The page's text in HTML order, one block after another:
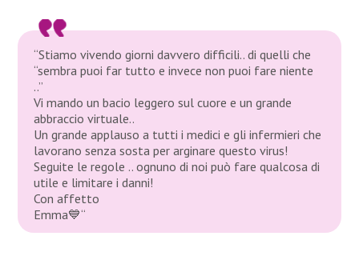
“Stiamo vivendo giorni davvero difficili.. di quelli che
“sembra puoi far tutto e invece non puoi fare niente
..”
Vi mando un bacio leggero sul cuore e un grande
abbraccio virtuale..
Un grande applauso a tutti i medici e gli infermieri che
lavorano senza sosta per arginare questo virus!
Seguite le regole .. ognuno di noi può fare qualcosa di
utile e limitare i danni!
Con affetto
Emma💙“